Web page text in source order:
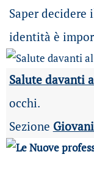
Saper
identità è
Salute davanti
occhi.
Sezione